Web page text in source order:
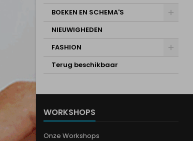
BOEKEN EN SCHEMA'S
NIEUWIGHEDEN
FASHION
Terug beschikbaar
WORKSHOPS
Onze Workshops